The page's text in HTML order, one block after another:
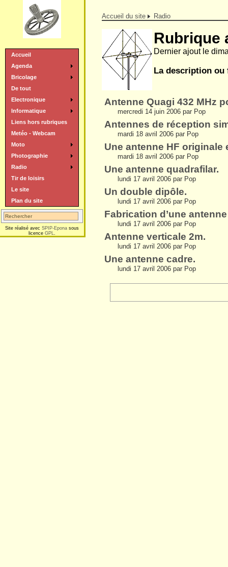
Accueil du site Radio
Rubrique
Dernier ajout le
La description ou
Antenne Quagi 432 MHz
mercredi 14 juin 2006 par Pop
Antennes de réception
mardi 18 avril 2006 par Pop
Une antenne HF originale
mardi 18 avril 2006 par Pop
Une antenne quadrafilar.
lundi 17 avril 2006 par Pop
Un double dipôle.
lundi 17 avril 2006 par Pop
Fabrication d’une
lundi 17 avril 2006 par Pop
Antenne verticale 2m.
lundi 17 avril 2006 par Pop
Une antenne cadre.
lundi 17 avril 2006 par Pop
Accueil
Agenda
Bricolage
De tout
Electronique
Informatique
Liens hors rubriques
Metéo - Webcam
Moto
Photographie
Radio
Tir de loisirs
Le site
Plan du site
Site réalisé avec SPIP-Epona sous
licence GPL.